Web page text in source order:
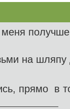
на шляпу
прямо в